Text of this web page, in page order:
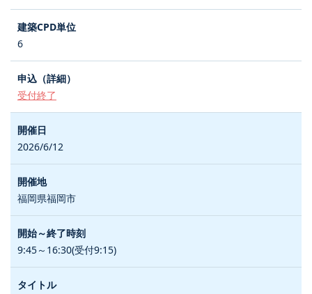
6
受付終了
2026/6/12
福岡県福岡市
9:45～16:30(受付9:15)